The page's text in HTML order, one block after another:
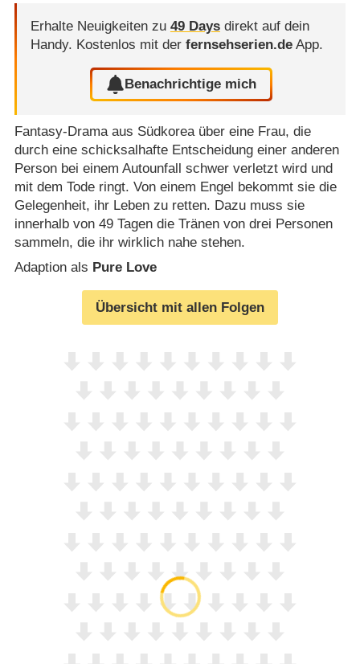
Erhalte Neuigkeiten zu 49 Daysdirekt auf dein
Handy. Kostenlos mit der fernsehserien.deApp.
Benachrichtige mich
Fantasy-Drama aus Südkorea über eine Frau, die
durch eine schicksalhafte Entscheidung einer anderen
Person bei einem Autounfall schwer verletzt wird und
mit dem Tode ringt. Von einem Engel bekommt sie die
Gelegenheit, ihr Leben zu retten. Dazu muss sie
innerhalb von 49 Tagen die Tränen von drei Personen
sammeln, die ihr wirklich nahe stehen.
Adaption als Pure Love
Übersicht mit allen Folgen